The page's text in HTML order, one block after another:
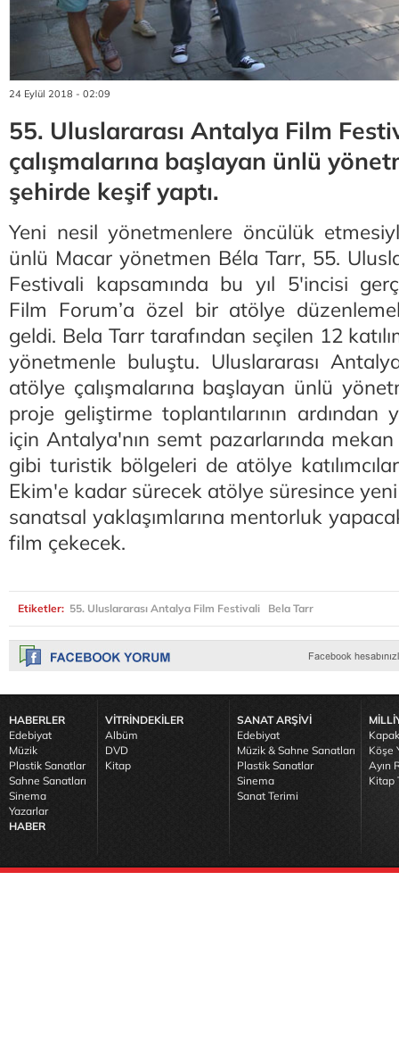
24 Eylül 2018 - 02:09
55. Uluslararası Antalya Film
çalışmalarına başlayan ünlü
şehirde keşif yaptı.
Yeni nesil yönetmenlere öncülük
ünlü Macar yönetmen Béla Tarr, 55.
Festivali kapsamında bu yıl 5'incisi
Film Forum’a özel bir atölye
geldi. Bela Tarr tarafından seçilen 12
yönetmenle buluştu. Uluslararası
atölye çalışmalarına başlayan ünlü
proje geliştirme toplantılarının ardından
için Antalya'nın semt pazarlarında mekan
gibi turistik bölgeleri de atölye
Ekim'e kadar sürecek atölye süresince
sanatsal yaklaşımlarına mentorluk
film çekecek.
Etiketler: 55. Uluslararası Antalya Film Festivali Bela Tarr
HABERLER
Edebiyat
Müzik
Plastik Sanatlar
Sahne Sanatları
Sinema
Yazarlar
HABER
VİTRİNDEKİLER
Albüm
DVD
Kitap
SANAT ARŞİVİ
Edebiyat
Müzik & Sahne Sanatları
Plastik Sanatlar
Sinema
Sanat Terimi
Köşe
Ayın
Kitap